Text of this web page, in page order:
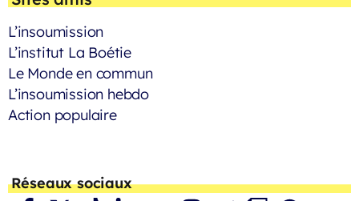
L’insoumission
L’institut La Boétie
Le Monde en commun
L’insoumission hebdo
Action populaire
Réseaux sociaux